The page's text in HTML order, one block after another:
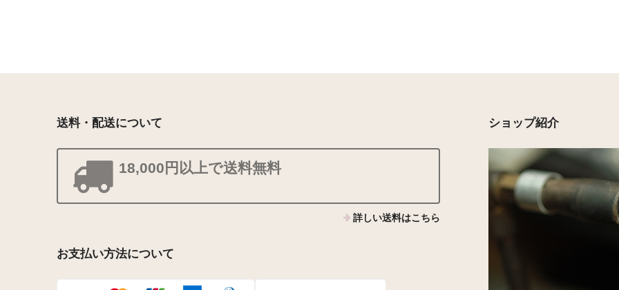
送料・配送について
18,000円以上で送料無料
詳しい送料はこちら
お支払い方法について
ショップ紹介